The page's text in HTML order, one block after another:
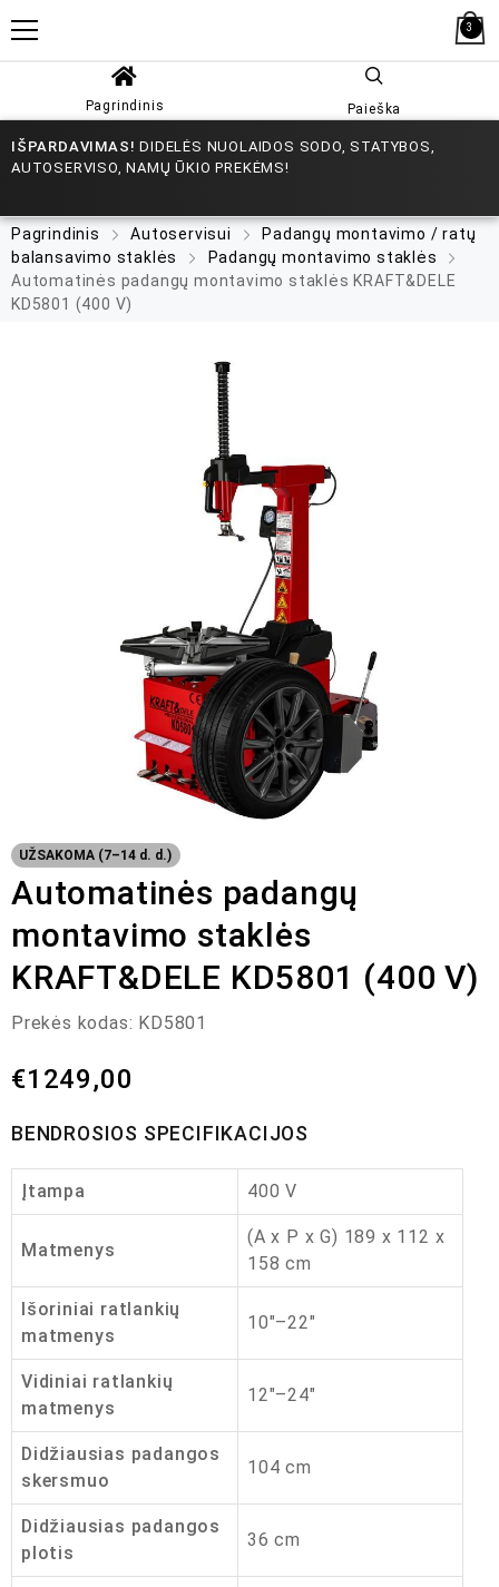
3
Pagrindinis Paieška
IŠPARDAVIMAS! DIDELĖS NUOLAIDOS SODO, STATYBOS,
AUTOSERVISO, NAMŲ ŪKIO PREKĖMS!
Pagrindinis Autoservisui
Padangų montavimo / ratų
balansavimo staklės
Padangų montavimo staklės
Automatinės padangų montavimo staklės KRAFT&DELE
KD5801 (400 V)
UŽSAKOMA (7–14 d. d.)
Automatinės padangų
montavimo staklės
KRAFT&DELE KD5801 (400 V)
Prekės kodas: KD5801
€1249,00
BENDROSIOS SPECIFIKACIJOS
Įtampa 400 V
Matmenys
(A x P x G) 189 x 112 x
158 cm
Išoriniai ratlankių
matmenys
10″–22″
Vidiniai ratlankių
matmenys
12″–24″
Didžiausias padangos
skersmuo
104 cm
Didžiausias padangos
plotis
36 cm